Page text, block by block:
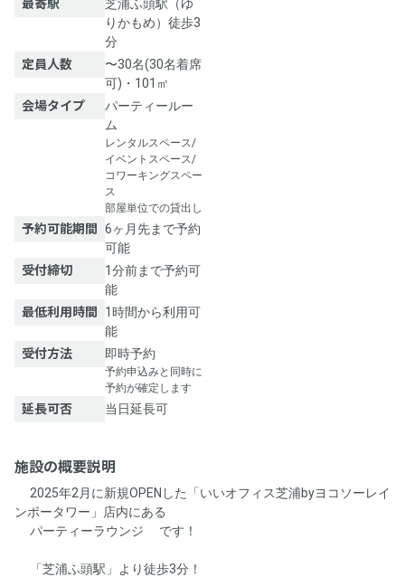
最寄駅
芝浦ふ頭駅（ゆ
りかもめ）徒歩3
分
定員人数
〜30名(30名着席
可)・101㎡
会場タイプ
パーティールー
ム
レンタルスペース/
イベントスペース/
コワーキングスペー
ス
部屋単位での貸出し
予約可能期間
6ヶ月先まで予約
可能
受付締切
1分前まで予約可
能
最低利用時間
1時間から利用可
能
受付方法
即時予約
予約申込みと同時に
予約が確定します
延長可否 当日延長可
施設の概要説明
✨2025年2月に新規OPENした「いいオフィス芝浦byヨコソーレイ
ンボータワー」店内にある
🎉パーティーラウンジ🎉です！
🚃「芝浦ふ頭駅」より徒歩3分！